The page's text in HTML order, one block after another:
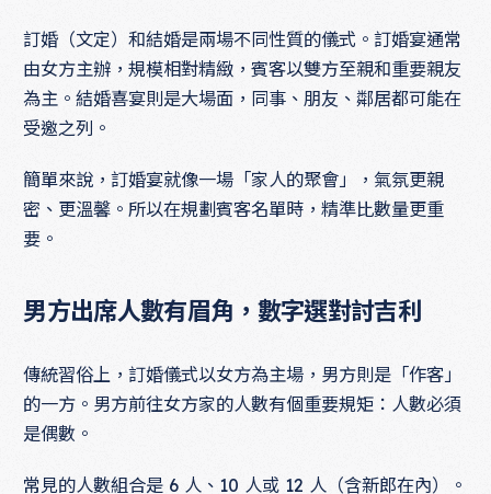
訂婚（文定）和結婚是兩場不同性質的儀式。訂婚宴通常
由女方主辦，規模相對精緻，賓客以雙方至親和重要親友
為主。結婚喜宴則是大場面，同事、朋友、鄰居都可能在
受邀之列。
簡單來說，訂婚宴就像一場「家人的聚會」，氣氛更親
密、更溫馨。所以在規劃賓客名單時，精準比數量更重
要。
男方出席人數有眉角，數字選對討吉利
傳統習俗上，訂婚儀式以女方為主場，男方則是「作客」
的一方。男方前往女方家的人數有個重要規矩：人數必須
是偶數。
常見的人數組合是 6 人、10 人或 12 人（含新郎在內）。